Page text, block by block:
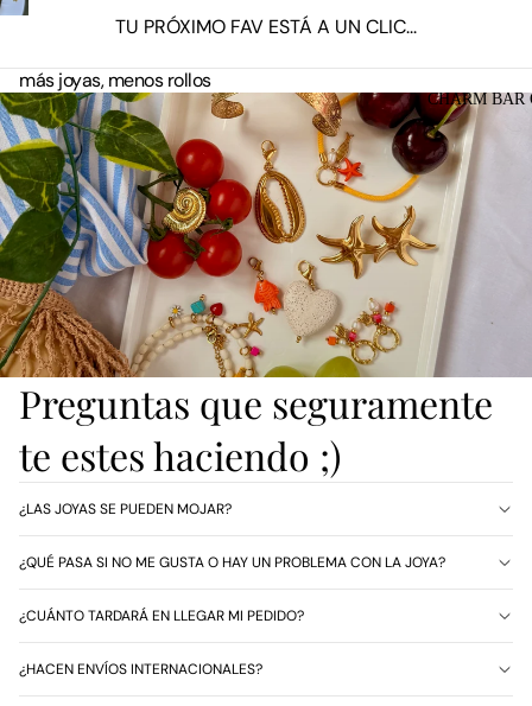
CHARM BAR
TU PRÓXIMO FAV ESTÁ A UN CLIC...
más joyas, menos rollos
Preguntas que seguramente
te estes haciendo ;)
¿LAS JOYAS SE PUEDEN MOJAR?
¿QUÉ PASA SI NO ME GUSTA O HAY UN PROBLEMA CON LA JOYA?
¿CUÁNTO TARDARÁ EN LLEGAR MI PEDIDO?
¿HACEN ENVÍOS INTERNACIONALES?